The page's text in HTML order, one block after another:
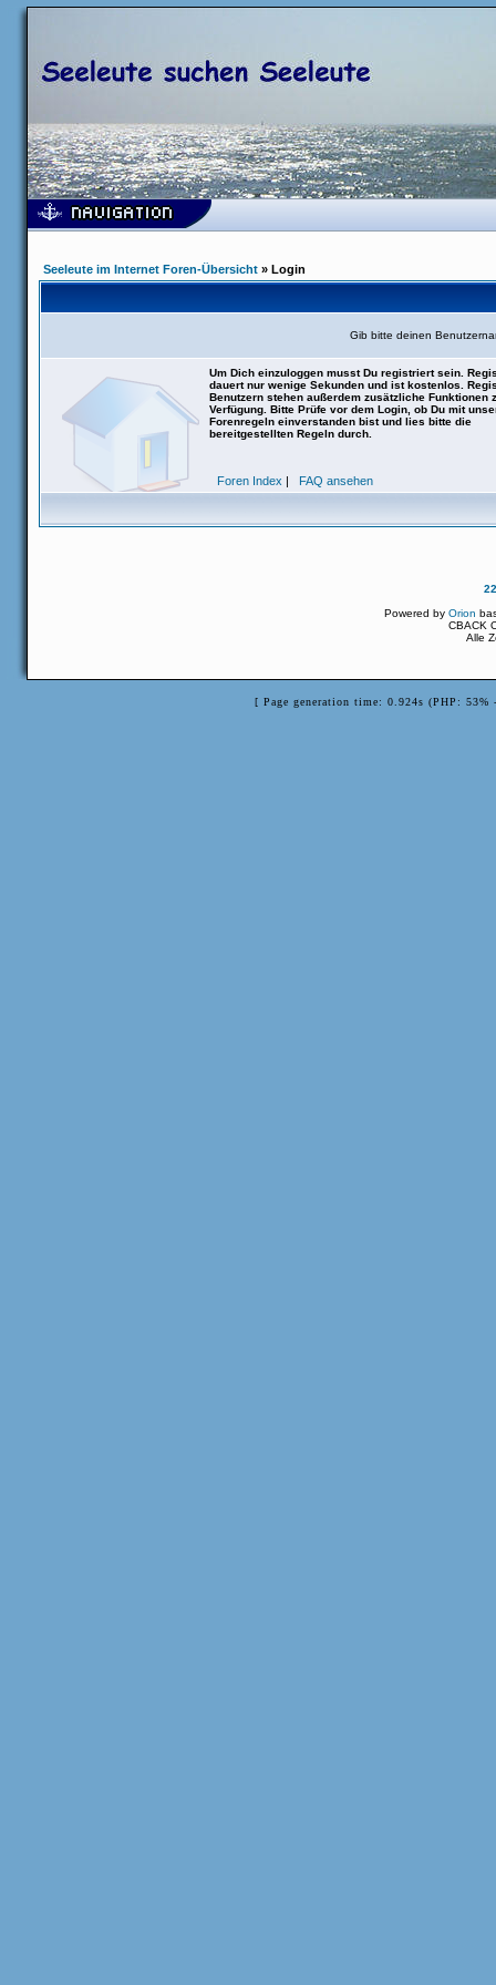
Seeleute im Internet Foren-Übersicht » Login
Gib bitte deinen
Um Dich einzuloggen musst Du registriert sein.
dauert nur wenige Sekunden und ist kostenlos.
Benutzern stehen außerdem zusätzliche Funktionen
Verfügung. Bitte Prüfe vor dem Login, ob Du mit
Forenregeln einverstanden bist und lies bitte die
bereitgestellten Regeln durch.
Foren Index | FAQ ansehen
Powered byOrion
CBACK
Alle
[ Page generation time: 0.924s (PHP: